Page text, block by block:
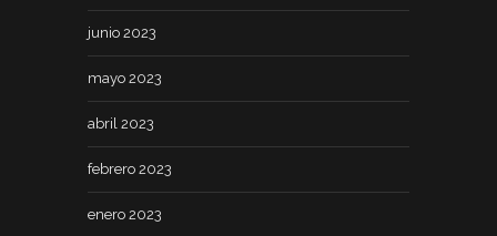
junio 2023
mayo 2023
abril 2023
febrero 2023
enero 2023